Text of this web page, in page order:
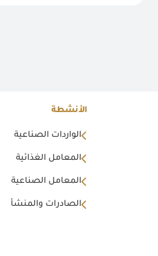
الأنشطة
الواردات الصناعية
المعامل الغذائية
المعامل الصناعية
الصادرات والمنشأ